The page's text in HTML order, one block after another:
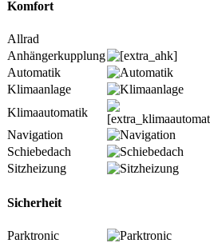
Komfort
Allrad
Anhängerkupplung
Automatik
Klimaanlage
Klimaautomatik
Navigation
Schiebedach
Sitzheizung
Sicherheit
Parktronic